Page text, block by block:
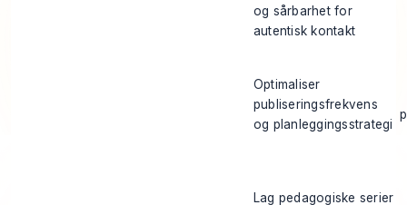
og sårbarhet for
autentisk kontakt
Optimaliser
publiseringsfrekvens
og planleggingsstrategi
Lag pedagogiske serier